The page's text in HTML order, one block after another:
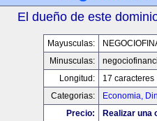
El dueño de este
Mayusculas:
Minusculas:
Longitud:
17 caracteres
Categorias:
Economia,
Precio:
Realizar una